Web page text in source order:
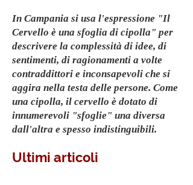
In Campania si usa l'espressione "Il
Cervello è una sfoglia di cipolla" per
descrivere la complessità di idee, di
sentimenti, di ragionamenti a volte
contraddittori e inconsapevoli che si
aggira nella testa delle persone. Come
una cipolla, il cervello è dotato di
innumerevoli "sfoglie" una diversa
dall'altra e spesso indistinguibili.
Ultimi articoli